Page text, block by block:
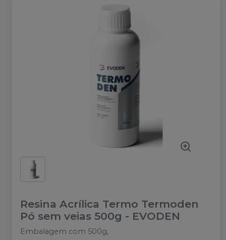
Resina Acrílica Termo Termoden
Pó sem veias 500g - EVODEN
Embalagem com 500g,